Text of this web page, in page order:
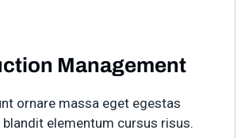
Management
ornare massa eget egestas
blandit elementum cursus risus.